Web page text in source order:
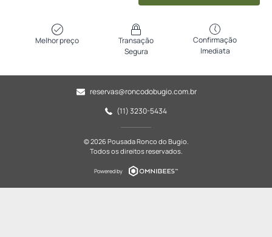
Melhor preço
Transação
Segura
Confirmação
Imediata
reservas@roncodobugio.com.br
(11) 3230-5434
© 2026 Pousada Ronco do Bugio.
Todos os direitos reservados.
Powered by